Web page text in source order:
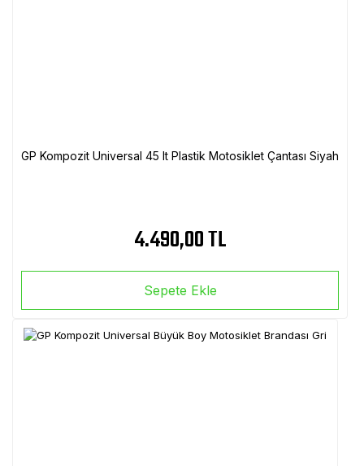
GP Kompozit Universal 45 lt Plastik Motosiklet Çantası Siyah
4.490,00 TL
Sepete Ekle